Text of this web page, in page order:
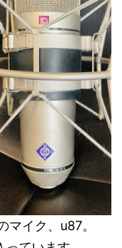
イク、u87。